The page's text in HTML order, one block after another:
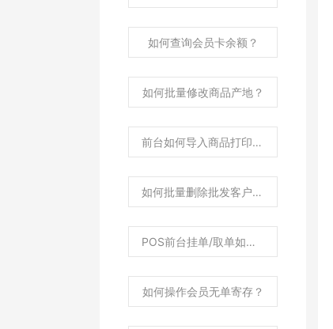
如何查询会员卡余额？
如何批量修改商品产地？
前台如何导入商品打印条码价签？
如何批量删除批发客户资料？
POS前台挂单/取单如何操作？
如何操作会员无单寄存？